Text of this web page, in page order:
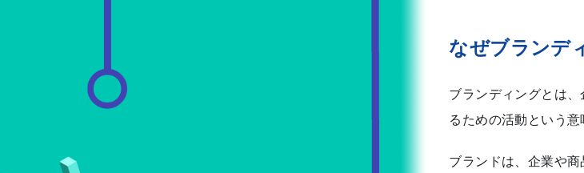
なぜブランデ
ブランディングとは
るための活動という意
ブランドは、企業や